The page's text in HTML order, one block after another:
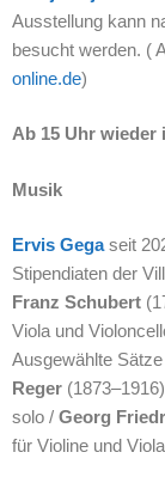
Ausstellung kann
besucht werden. (
online.de)
Ab 15 Uhr wieder
Musik
Ervis Gegaseit
Stipendiaten der
Franz Schubert
Viola und
Ausgewählte
Reger
solo / Georg
für Violine und Viola